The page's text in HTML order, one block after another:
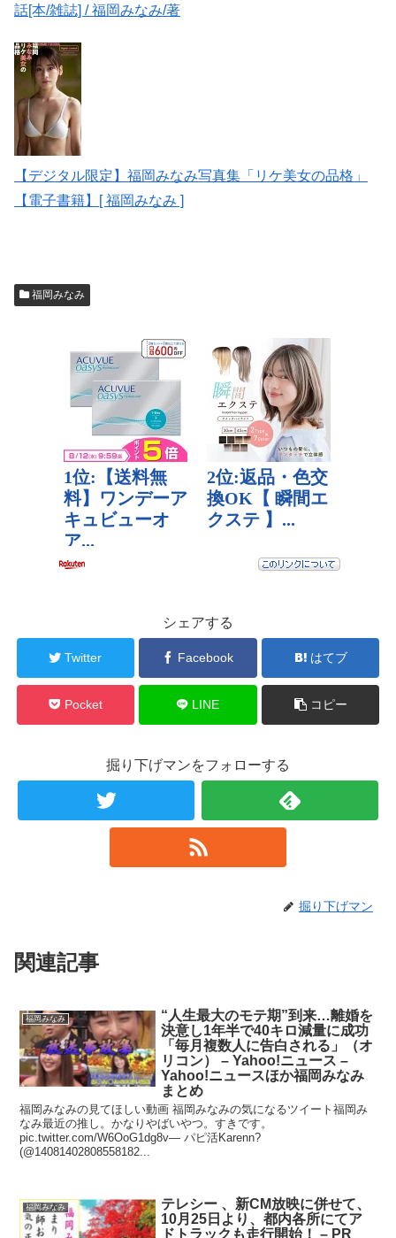
話[本/雑誌] / 福岡みなみ/著
【デジタル限定】福岡みなみ写真集「リケ美女の品格」
【電子書籍】[ 福岡みなみ ]
福岡みなみ
シェアする
Twitter Facebook はてブ
Pocket LINE コピー
掘り下げマンをフォローする
掘り下げマン
関連記事
福岡みなみ
“人生最大のモテ期”到来…離婚を
決意し1年半で40キロ減量に成功
「毎月複数人に告白される」（オ
リコン） – Yahoo!ニュース –
Yahoo!ニュースほか福岡みなみ
まとめ
福岡みなみの見てほしい動画 福岡みなみの気になるツイート福岡み
なみ最近の推し。かなりやばいやつ。すきです。
pic.twitter.com/W6OoG1dg8v— パピ活Karenn?
(@14081402808558182...
福岡みなみ
テレシー 、新CM放映に併せて、
10月25日より、都内各所にてア
ドトラックも走行開始！ – PR